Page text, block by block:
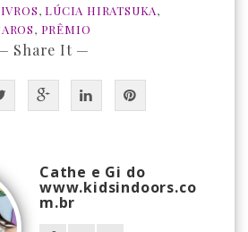
, LÚCIA HIRATSUKA,
, PRÊMIO
Share It —
Cathe e Gi do
www.kidsindoors.co
m.br